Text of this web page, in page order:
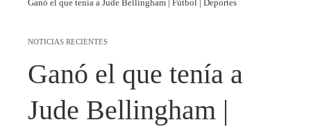
Ganó el que tenía a Jude Bellingham | Fútbol | Deportes
NOTICIAS RECIENTES
Ganó el que tenía a
Jude Bellingham |